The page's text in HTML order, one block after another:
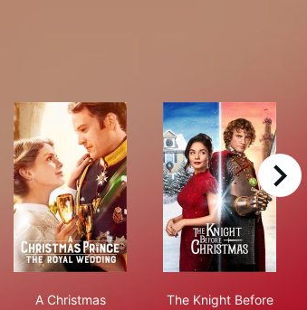
A Christmas
The Knight Before
right